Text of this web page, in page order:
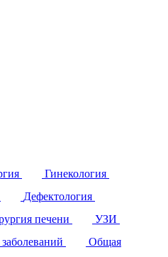
Гинекология
Дефектология
печени
УЗИ
Общая